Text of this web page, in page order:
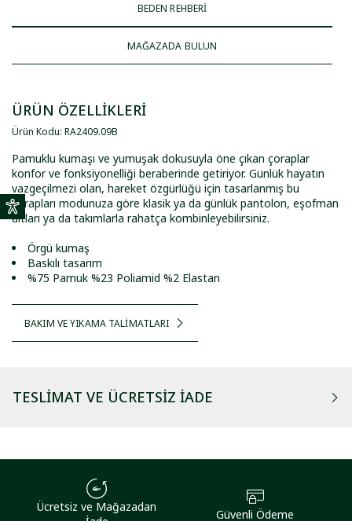
BEDEN REHBERİ
MAĞAZADA BULUN
ÜRÜN ÖZELLİKLERİ
Ürün Kodu: RA2409.09B
Pamuklu kumaşı ve yumuşak dokusuyla öne çıkan çoraplar
konfor ve fonksiyonelliği beraberinde getiriyor. Günlük hayatın
vazgeçilmezi olan, hareket özgürlüğü için tasarlanmış bu
çorapları modunuza göre klasik ya da günlük pantolon, eşofman
altları ya da takımlarla rahatça kombinleyebilirsiniz.
Örgü kumaş
Baskılı tasarım
%75 Pamuk %23 Poliamid %2 Elastan
BAKIM VE YIKAMA TALİMATLARI
TESLIMAT VE ÜCRETSIZ İADE
Ücretsiz ve Mağazadan
Güvenli Ödeme